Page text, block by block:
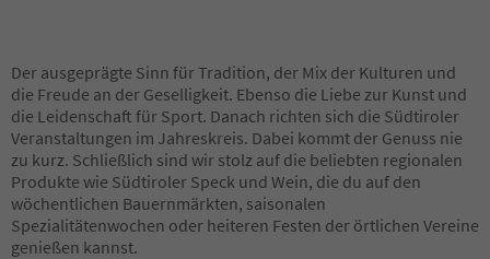
Der ausgeprägte Sinn für Tradition, der Mix der Kulturen und
die Freude an der Geselligkeit. Ebenso die Liebe zur Kunst und
die Leidenschaft für Sport. Danach richten sich die Südtiroler
Veranstaltungen im Jahreskreis. Dabei kommt der Genuss nie
zu kurz. Schließlich sind wir stolz auf die beliebten regionalen
Produkte wie Südtiroler Speck und Wein, die du auf den
wöchentlichen Bauernmärkten, saisonalen
Spezialitätenwochen oder heiteren Festen der örtlichen Vereine
genießen kannst.